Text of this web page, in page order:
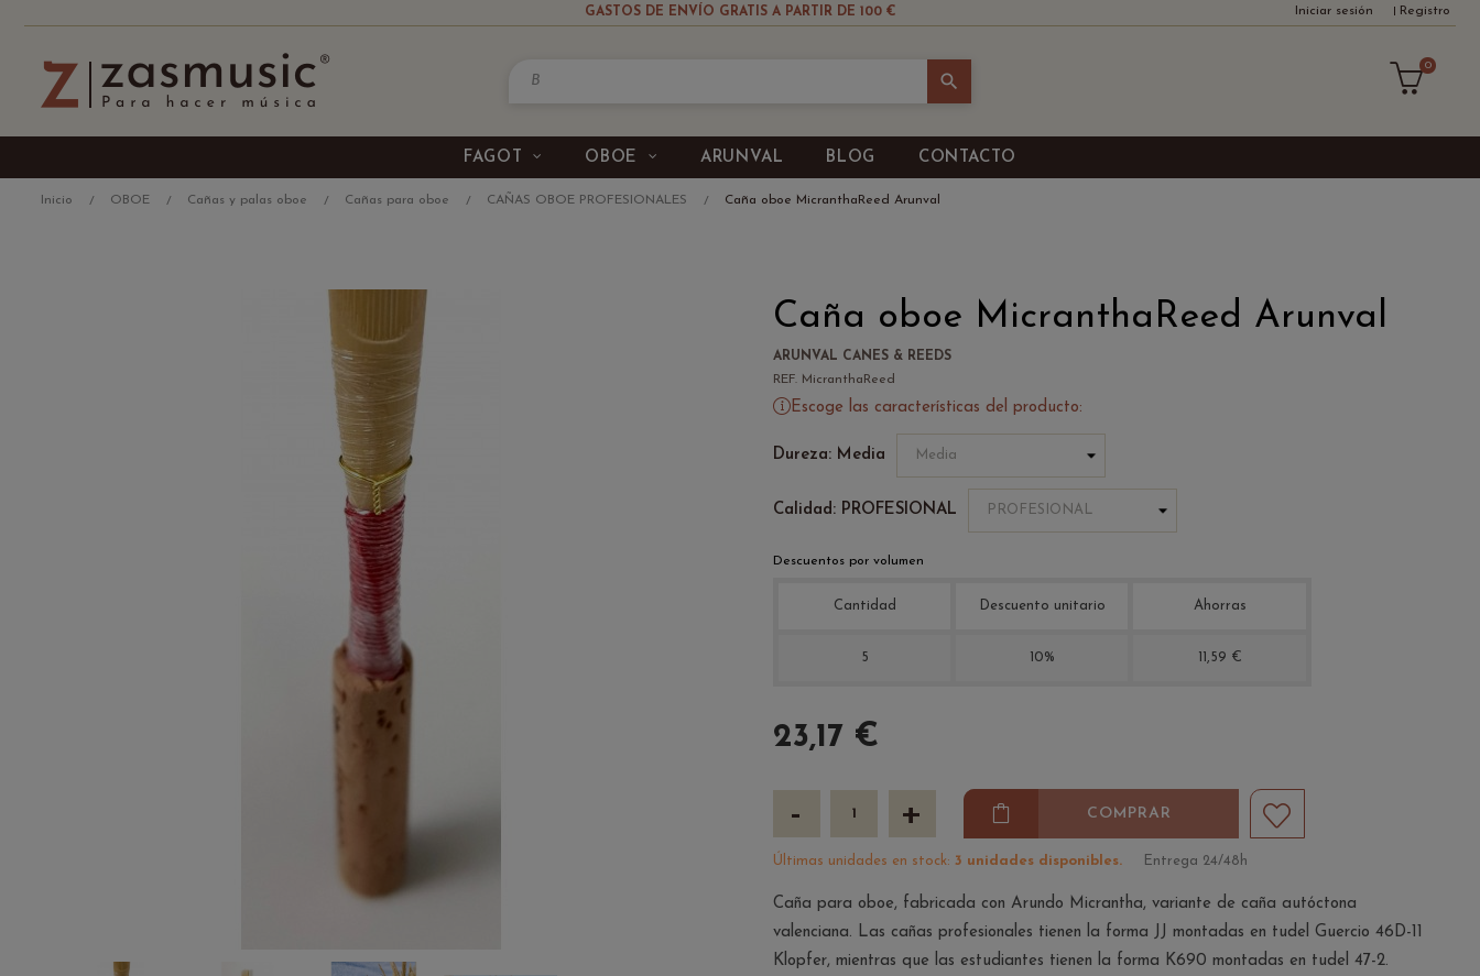
GASTOS DE ENVÍO GRATIS A PARTIR DE 100 € Iniciar sesión Registro
search
0
FAGOT OBOE ARUNVAL BLOG CONTACTO
Inicio OBOE Cañas y palas oboe Cañas para oboe CAÑAS OBOE PROFESIONALES Caña oboe MicranthaReed Arunval
Caña oboe MicranthaReed Arunval
ARUNVAL CANES & REEDS
REF. MicranthaReed
Escoge las características del producto:
Dureza: Media
Calidad: PROFESIONAL
Descuentos por volumen
Cantidad Descuento unitario Ahorras
5 10% 11,59 €
23,17 €
- + COMPRAR
Últimas unidades en stock: 3 unidades disponibles. Entrega 24/48h
Caña para oboe, fabricada con Arundo Micrantha, variante de caña autóctona
valenciana. Las cañas profesionales tienen la forma JJ montadas en tudel Guercio 46D-11
Klopfer, mientras que las estudiantes tienen la forma K690 montadas en tudel 47-2.